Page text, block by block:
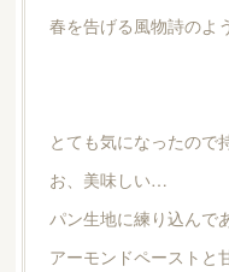
春を告げる風物詩のよ
とても気になったので
お、美味しい…
パン生地に練り込んで
アーモンドペーストと